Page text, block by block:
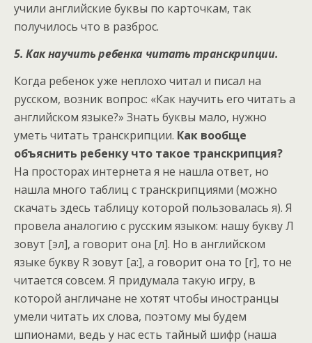
учили английские буквы по карточкам, так
получилось что в разброс.
5. Как научить ребенка читать транскрипции.
Когда ребенок уже неплохо читал и писал на
русском, возник вопрос: «Как научить его читать а
английском языке?» Знать буквы мало, нужно
уметь читать транскрипции. Как вообще
объяснить ребенку что такое транскрипция?
На просторах интернета я не нашла ответ, но
нашла много таблиц с транскрипциями (можно
скачать здесь таблицу которой пользовалась я). Я
провела аналогию с русским языком: нашу букву Л
зовут [эл], а говорит она [л]. Но в английском
языке букву R зовут [a:], а говорит она то [r], то не
читается совсем. Я придумала такую игру, в
которой англичане не хотят чтобы иностранцы
умели читать их слова, поэтому мы будем
шпионами, ведь у нас есть тайный шифр (наша